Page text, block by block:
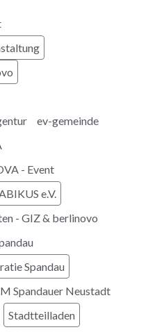
ev-gemeinde
- Event
e.V.
- GIZ & berlinovo
Spandau
Spandauer Neustadt
Stadtteilladen